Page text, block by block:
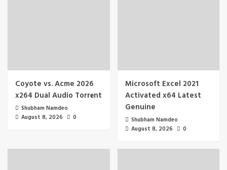
Coyote vs. Acme 2026
x264 Dual Audio Torr𝐞nt
Shubham Namdeo
August 8, 2026
0
Microsoft Excel 2021
Activated x64 Latest
Genuine
Shubham Namdeo
August 8, 2026
0